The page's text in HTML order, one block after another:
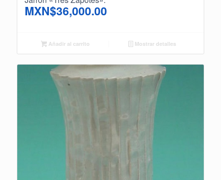
MXN$36,000.00
Añadir al carrito Mostrar detalles